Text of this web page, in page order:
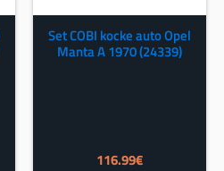
Set COBI kocke auto Opel
Manta A 1970 (24339)
116.99€